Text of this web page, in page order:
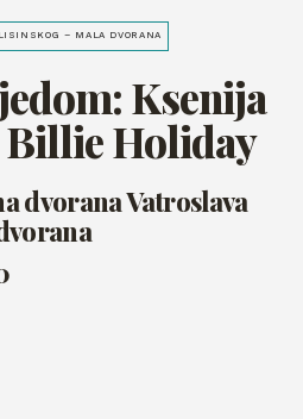
– MALA DVORANA
Ksenija
Holiday
dvorana Vatroslava